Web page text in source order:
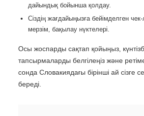
дайындық бойынша қолдау.
Сіздің жағдайыңызға бейімделген
мерзім, бақылау нүктелері.
Осы жоспарды сақтап қойыңыз,
тапсырмаларды белгілеңіз және
сонда Словакиядағы бірінші ай сізге
береді.